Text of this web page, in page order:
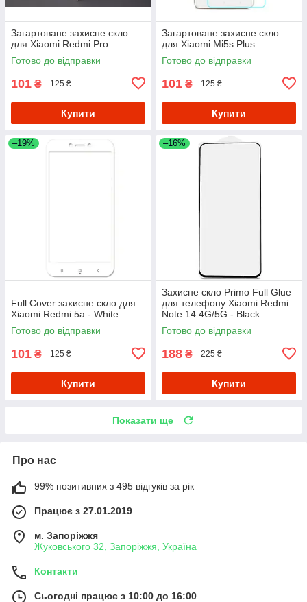
Загартоване захисне скло
для Xiaomi Redmi Pro
Готово до відправки
101 ₴ 125 ₴
Купити
Загартоване захисне скло
для Xiaomi Mi5s Plus
Готово до відправки
101 ₴ 125 ₴
Купити
–19%
Full Cover захисне скло для
Xiaomi Redmi 5a - White
Готово до відправки
101 ₴ 125 ₴
Купити
–16%
Захисне скло Primo Full Glue
для телефону Xiaomi Redmi
Note 14 4G/5G - Black
Готово до відправки
188 ₴ 225 ₴
Купити
Показати ще
Про нас
99% позитивних з 495 відгуків за рік
Працює з 27.01.2019
м. Запоріжжя
Жуковського 32, Запоріжжя, Україна
Контакти
Сьогодні працює з 10:00 до 16:00